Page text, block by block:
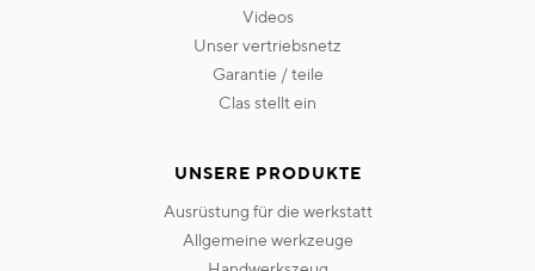
videos
unser vertriebsnetz
garantie / teile
clas stellt ein
UNSERE PRODUKTE
ausrüstung für die werkstatt
allgemeine werkzeuge